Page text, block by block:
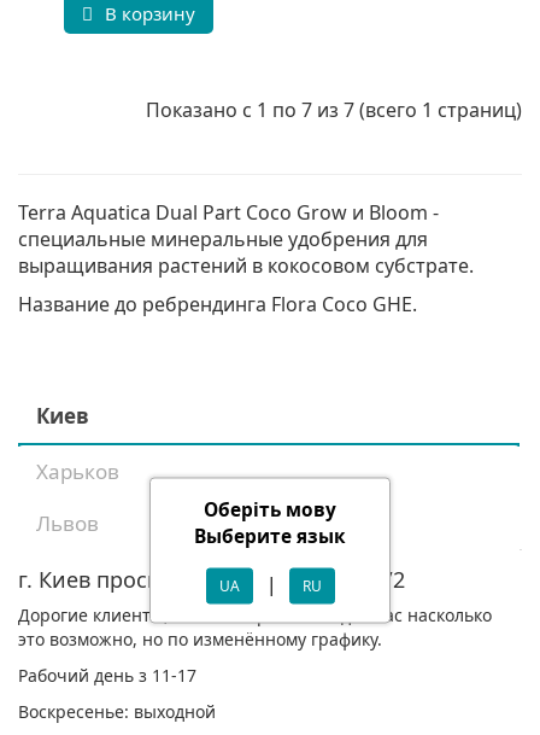
Оберіть мову
Выберите язык
UA | RU
В корзину
Показано с 1 по 7 из 7 (всего 1 страниц)
Terra Aquatica Dual Part Coco Grow и Bloom -
специальные минеральные удобрения для
выращивания растений в кокосовом субстрате.
Название до ребрендинга Flora Coco GHE.
Киев
Харьков
Львов
г. Киев проспект Голосеевский, 98/2
Дорогие клиенты, мы снова работаем для вас насколько
это возможно, но по изменённому графику.
Рабочий день з 11-17
Воскресенье: выходной